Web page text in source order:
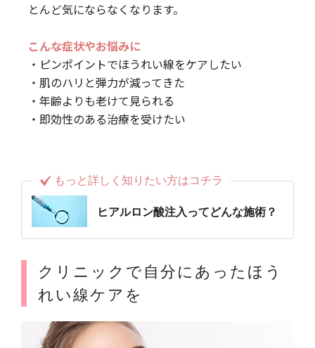
とんど気にならなくなります。
こんな症状やお悩みに
・ピンポイントでほうれい線をケアしたい
・肌のハリと弾力が減ってきた
・年齢よりも老けて見られる
・即効性のある治療を受けたい
もっと詳しく知りたい方はコチラ
ヒアルロン酸注入ってどんな施術？
クリニックで自分にあったほう
れい線ケアを